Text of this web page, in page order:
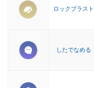
ロックブラスト
したでなめる